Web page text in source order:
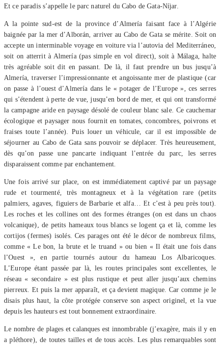
Et ce paradis s’appelle le parc naturel du Cabo de Gata-Níjar.
A la pointe sud-est de la province d’Almería faisant face à l’Algérie
baignée par la mer d’Alborán, arriver au Cabo de Gata se mérite. Soit on
accepte un interminable voyage en voiture via l’autovia del Mediterráneo,
soit on atterrit à Almería (pas simple en vol direct), soit à Málaga, halte
très agréable soit dit en passant. De là, il faut prendre un bus jusqu’à
Almería, traverser l’impressionnante et angoissante mer de plastique (car
on passe à l’ouest d’Almería dans le « potager de l’Europe », ces serres
qui s’étendent à perte de vue, jusqu’en bord de mer, et qui ont transformé
la campagne aride en paysage désolé de couleur blanc sale. Ce cauchemar
écologique et paysager nous fournit en tomates, concombres, poivrons et
fraises toute l’année). Puis louer un véhicule, car il est impossible de
séjourner au Cabo de Gata sans pouvoir se déplacer. Très heureusement,
dès qu’on passe une pancarte indiquant l’entrée du parc, les serres
disparaissent comme par enchantement.
Une fois arrivé sur place, on est immédiatement captivé par un paysage
rude et tourmenté, très montagneux et à la végétation rare (petits
palmiers, agaves, figuiers de Barbarie et alfa… Et c’est à peu près tout).
Les roches et les collines ont des formes étranges (on est dans un chaos
volcanique), de petits hameaux tous blancs se logent ça et là, comme les
cortijos (fermes) isolés. Ces parages ont été le décor de nombreux films,
comme « Le bon, la brute et le truand » ou bien « Il était une fois dans
l’Ouest », en partie tournés autour du hameau Los Albaricoques.
L’Europe étant passée par là, les routes principales sont excellentes, le
réseau « secondaire » est plus rustique et peut aller jusqu’aux chemins
pierreux. Et puis la mer apparaît, et ça devient magique. Car comme je le
disais plus haut, la côte protégée conserve son aspect originel, et la vue
depuis les hauteurs est tout bonnement extraordinaire.
Le nombre de plages et calanques est innombrable (j’exagère, mais il y en
a pléthore), de toutes tailles et de tous accès. Les plus remarquables sont